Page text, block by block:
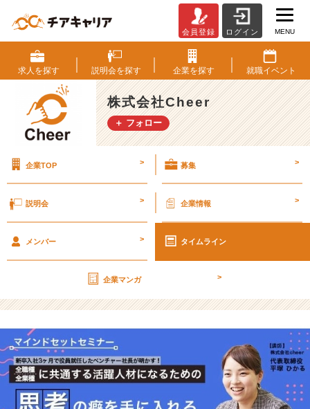
躍
す
る
た
め
の
つ
熱
ま
す！
代
表
登
壇
オ
ン
ラ
会員登録 ログイン MENU
求人を探す 説明会を探す 企業を探す 就職イベント
株式会社Cheer
＋ フォロー
企業TOP > 募集 >
説明会 > 企業情報 >
メンバー > タイムライン
企業マンガ >